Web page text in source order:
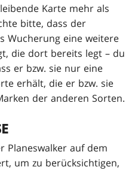
Karte mehr als
bitte, dass der
Wucherung eine weitere
die dort bereits legt – du
er bzw. sie nur eine
erhält, die er bzw. sie
der anderen Sorten.
Planeswalker auf dem
um zu berücksichtigen,